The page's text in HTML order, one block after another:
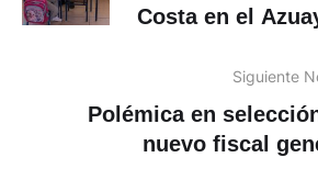
Costa en el
Siguiente
Polémica en
nuevo fiscal